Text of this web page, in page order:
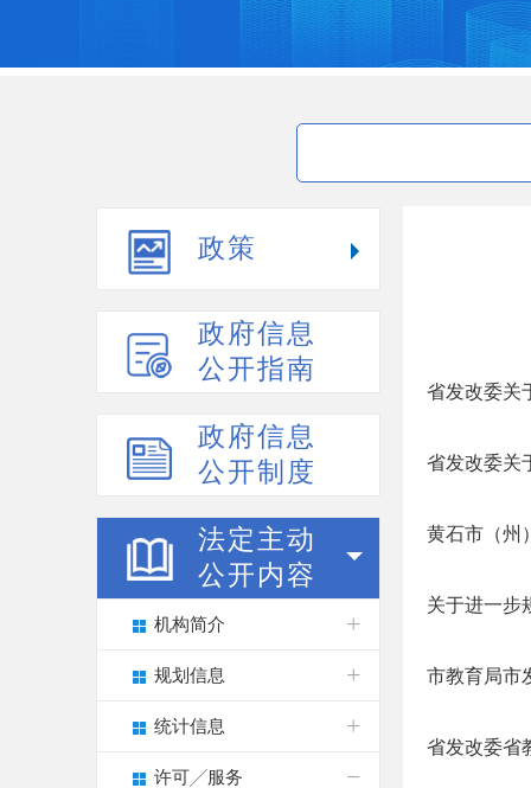
政策
政府信息
公开指南
政府信息
公开制度
法定主动
公开内容
机构简介
规划信息
统计信息
许可╱服务
省发改委关
省发改委关
黄石市（州
关于进一步
市教育局市
省发改委省